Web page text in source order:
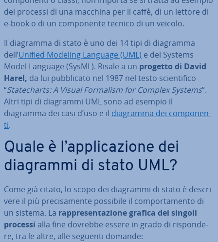
dei processi di una macchina per il caffè, di un lettore di
e-book o di un com­po­nen­te tecnico di un veicolo.
Il diagramma di stato è uno dei 14 tipi di diagramma
dell’Unified Modeling Language (UML) e del Systems
Model Language (SysML). Risale a un progetto di David
Harel, da lui pub­bli­ca­to nel 1987 nel testo scien­ti­fi­co
“Sta­te­charts: A Visual Formalism for Complex Systems”.
Altri tipi di diagrammi UML sono ad esempio il
diagramma dei casi d’uso e il diagramma dei com­po­nen­
ti.
Quale è l’ap­pli­ca­zio­ne dei
diagrammi di stato UML?
Come già citato, lo scopo dei diagrammi di stato è de­scri­
ve­re il più pre­ci­sa­men­te possibile il com­por­ta­men­to di
un sistema. La rap­pre­sen­ta­zio­ne grafica dei singoli
processi alla fine dovrebbe essere in grado di ri­spon­de­
re, tra le altre, alle seguenti domande: